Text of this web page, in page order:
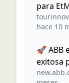
para
hace 10
🚀 ABB
exitosa